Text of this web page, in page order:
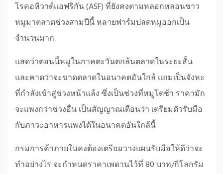
โรคอหิวาต์แอฟริกัน (ASF) ที่ยังคงตามหลอกหลอนชาว
หมูมาตลาดช่วงสามปีนี้ หลายฟาร์มปลดหมูออกเป็น
จำนวนมาก
แสดว่าตอนนี้หมูในภาคตะวันตกล้นตลาดในระยะสั้น
และคาดว่าจะขาดตลาดในอนาคตอันใกล้ แถมเป็นจังหะ
ที่กำลังเข้าสู่ช่วงหน้าแล้ง ซึ่งเป็นช่วงที่หมูโตช้า ราคามัก
จะแพงกว่าช่วงอื่น เป็นสัญญาณเตือนว่า เตรียมตัวรับมือ
กับภาวะอาหารแพงได้ในอนาคตอันใกล้นี้
กรมการค้าภายในคงต้องเตรียมวางแผนรับมือให้ดีว่าจะ
ทำอย่างไร จะกำหนดราคาเพดานไว้ที่ 80 บาท/กิโลกรัม